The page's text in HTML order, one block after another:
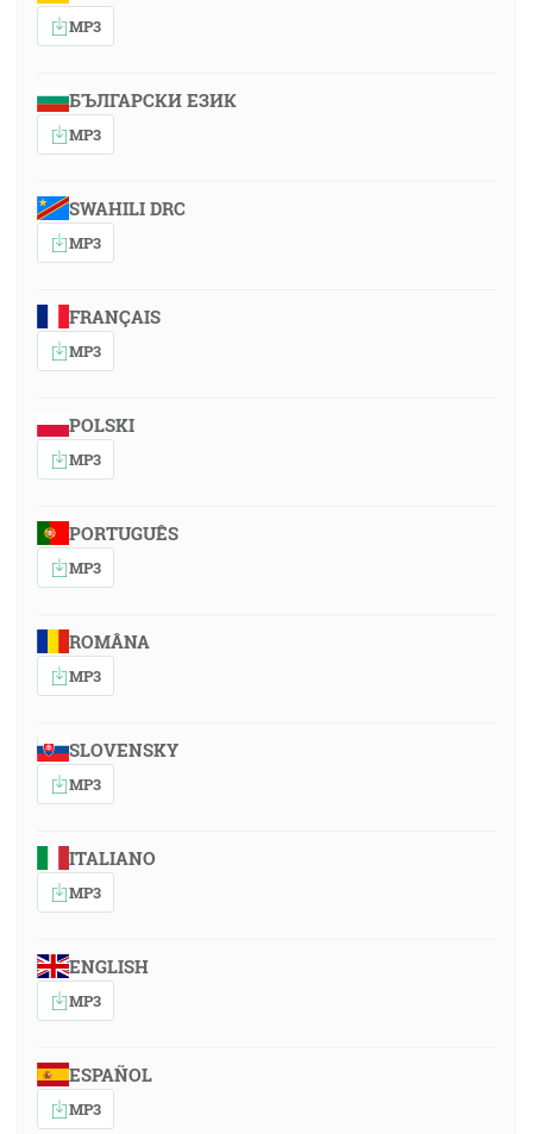
MP3
БЪЛГАРСКИ ЕЗИК
MP3
SWAHILI DRC
MP3
FRANÇAIS
MP3
POLSKI
MP3
PORTUGUÊS
MP3
ROMÂNA
MP3
SLOVENSKY
MP3
ITALIANO
MP3
ENGLISH
MP3
ESPAÑOL
MP3